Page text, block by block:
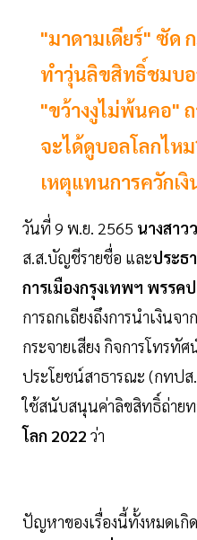
"มาดามเดียร์" ซัด
ทำวุ่นลิขสิทธิ์ชมบอ
"ขว้างงูไม่พ้นคอ"
จะได้ดูบอลโลกไ
เหตุแทนการควักเ
วันที่ 9 พ.ย. 2565 นางสา
ส.ส.บัญชีรายชื่อ และประธ
การเมืองกรุงเทพฯ พรรค
การถกเถียงถึงการนำเงิน
กระจายเสียง กิจการโทรทั
ประโยชน์สาธารณะ (กทป
ใช้สนับสนุนค่าลิขสิทธิ์ถ่าย
โลก 2022 ว่า
ปัญหาของเรื่องนี้ทั้งหมดเกิ